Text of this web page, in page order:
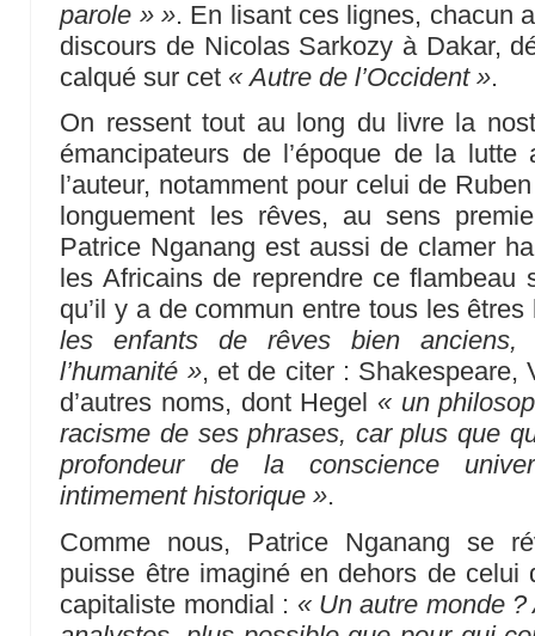
parole » ». En lisant ces lignes, chacun
discours de Nicolas Sarkozy à Dakar,
calqué sur cet « Autre de l’Occident ».
On ressent tout au long du livre la
émancipateurs de l’époque de la lutte
l’auteur, notamment pour celui de
longuement les rêves, au sens
Patrice Nganang est aussi de clamer
les Africains de reprendre ce flambeau
qu’il y a de commun entre tous les
les enfants de rêves bien anciens,
l’humanité », et de citer : Shakespeare,
d’autres noms, dont Hegel « un
racisme de ses phrases, car plus que
profondeur de la conscience
intimement historique ».
Comme nous, Patrice Nganang se
puisse être imaginé en dehors de celui
capitaliste mondial : « Un autre monde